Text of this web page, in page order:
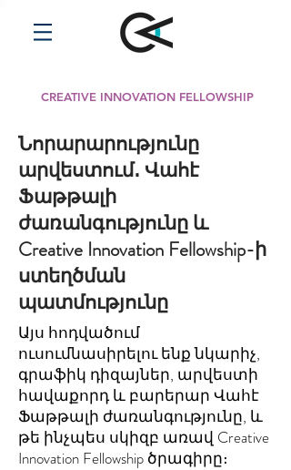
CREATIVE INNOVATION FELLOWSHIP
Նորարարությունը
արվեստում․ Վահէ
Ֆաթթալի
ժառանգությունը և
Creative Innovation Fellowship-ի
ստեղծման
պատմությունը
Այս հոդվածում
ուսումնասիրելու ենք նկարիչ,
գրաֆիկ դիզայներ, արվեստի
հավաքորդ և բարերար Վահէ
Ֆաթթալի ժառանգությունը, և
թե ինչպես սկիզբ առավ Creative
Innovation Fellowship ծրագիրը։